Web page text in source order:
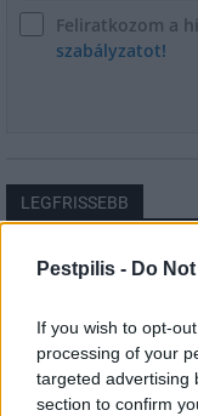
Pestpilis - Do
If you wish to opt-
processing of your
targeted advertising
section to confirm
Feliratkozom a
szabályzatot!
LEGFRISSEBB